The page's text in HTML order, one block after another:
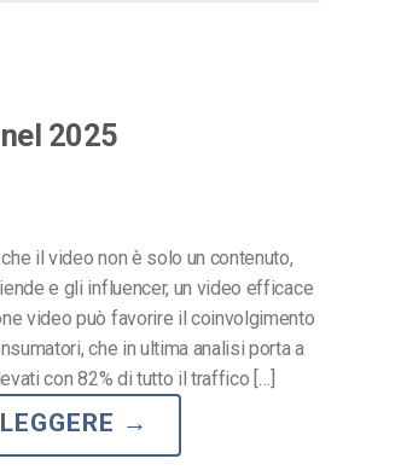
2025
il video non è solo un contenuto,
e gli influencer, un video efficace
video può favorire il coinvolgimento
che in ultima analisi porta a
con 82% di tutto il traffico […]
→